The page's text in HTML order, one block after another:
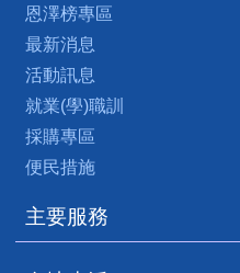
恩澤榜專區
最新消息
活動訊息
就業(學)職訓
採購專區
便民措施
主要服務